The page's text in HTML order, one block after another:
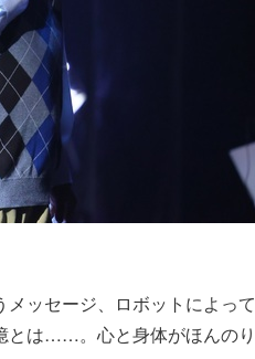
ッセージ、ロボットによって
とは……。心と身体がほんのり